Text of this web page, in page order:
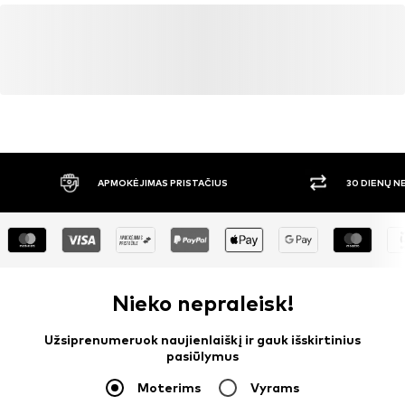
APMOKĖJIMAS PRISTAČIUS 30 DIENŲ
Nieko nepraleisk!
Užsiprenumeruok naujienlaiškį ir gauk išskirtinius
pasiūlymus
Moterims Vyrams